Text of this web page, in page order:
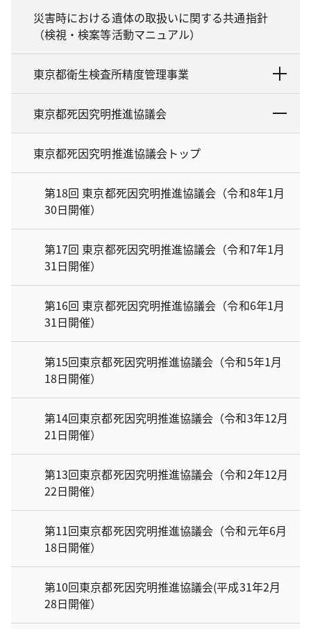
災害時における遺体の取扱いに関する共通指針
（検視・検案等活動マニュアル）
東京都衛生検査所精度管理事業
東京都死因究明推進協議会
東京都死因究明推進協議会トップ
第18回 東京都死因究明推進協議会（令和8年1月
30日開催）
第17回 東京都死因究明推進協議会（令和7年1月
31日開催）
第16回 東京都死因究明推進協議会（令和6年1月
31日開催）
第15回東京都死因究明推進協議会（令和5年1月
18日開催）
第14回東京都死因究明推進協議会（令和3年12月
21日開催）
第13回東京都死因究明推進協議会（令和2年12月
22日開催）
第11回東京都死因究明推進協議会（令和元年6月
18日開催）
第10回東京都死因究明推進協議会(平成31年2月
28日開催）